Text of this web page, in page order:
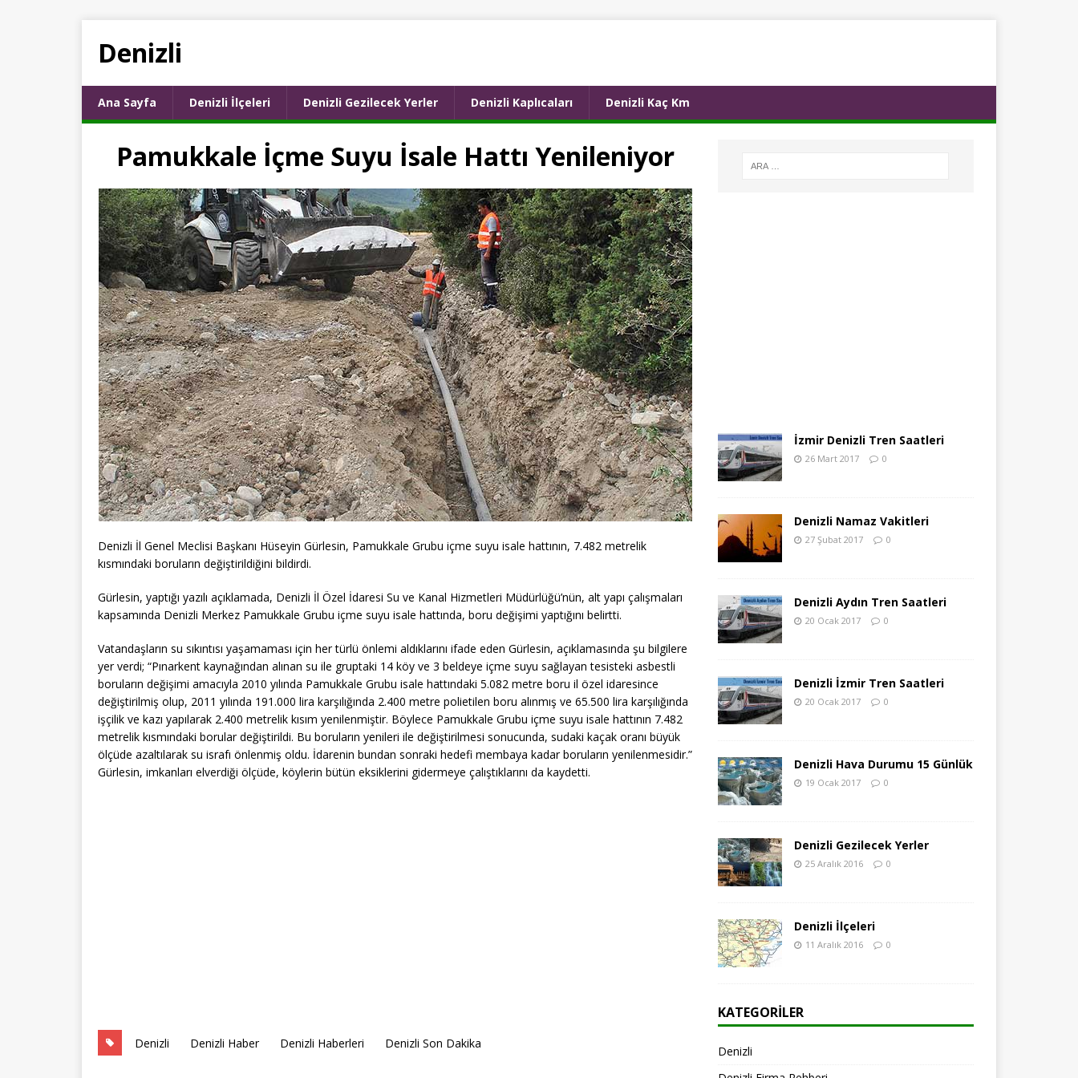
Denizli
Ana Sayfa Denizli İlçeleri Denizli Gezilecek Yerler Denizli Kaplıcaları Denizli Kaç Km
Pamukkale İçme Suyu İsale Hattı Yenileniyor
Denizli İl Genel Meclisi Başkanı Hüseyin Gürlesin, Pamukkale Grubu içme suyu isale hattının, 7.482 metrelik
kısmındaki boruların değiştirildiğini bildirdi.
Gürlesin, yaptığı yazılı açıklamada, Denizli İl Özel İdaresi Su ve Kanal Hizmetleri Müdürlüğü’nün, alt yapı çalışmaları
kapsamında Denizli Merkez Pamukkale Grubu içme suyu isale hattında, boru değişimi yaptığını belirtti.
Vatandaşların su sıkıntısı yaşamaması için her türlü önlemi aldıklarını ifade eden Gürlesin, açıklamasında şu bilgilere
yer verdi; “Pınarkent kaynağından alınan su ile gruptaki 14 köy ve 3 beldeye içme suyu sağlayan tesisteki asbestli
boruların değişimi amacıyla 2010 yılında Pamukkale Grubu isale hattındaki 5.082 metre boru il özel idaresince
değiştirilmiş olup, 2011 yılında 191.000 lira karşılığında 2.400 metre polietilen boru alınmış ve 65.500 lira karşılığında
işçilik ve kazı yapılarak 2.400 metrelik kısım yenilenmiştir. Böylece Pamukkale Grubu içme suyu isale hattının 7.482
metrelik kısmındaki borular değiştirildi. Bu boruların yenileri ile değiştirilmesi sonucunda, sudaki kaçak oranı büyük
ölçüde azaltılarak su israfı önlenmiş oldu. İdarenin bundan sonraki hedefi membaya kadar boruların yenilenmesidir.”
Gürlesin, imkanları elverdiği ölçüde, köylerin bütün eksiklerini gidermeye çalıştıklarını da kaydetti.
Denizli Denizli Haber Denizli Haberleri Denizli Son Dakika
İzmir Denizli Tren Saatleri
26 Mart 2017 0
Denizli Namaz Vakitleri
27 Şubat 2017 0
Denizli Aydın Tren Saatleri
20 Ocak 2017 0
Denizli İzmir Tren Saatleri
20 Ocak 2017 0
Denizli Hava Durumu 15 Günlük
19 Ocak 2017 0
Denizli Gezilecek Yerler
25 Aralık 2016 0
Denizli İlçeleri
11 Aralık 2016 0
KATEGORILER
Denizli